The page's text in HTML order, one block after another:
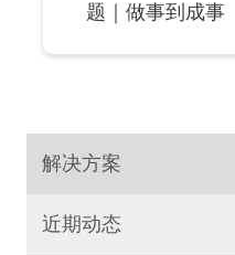
题｜做事到成事
解决方案
近期动态